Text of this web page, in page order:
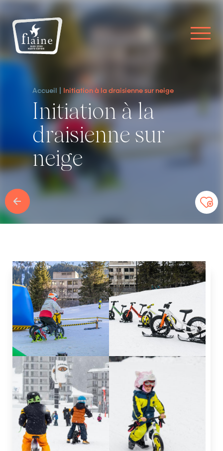
Accueil Initiation à la draisienne sur neige
Initiation à la
draisienne sur
neige